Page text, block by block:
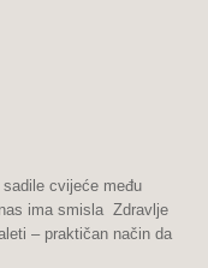
cvijeće među
ima smisla Zdravlje
– praktičan način da